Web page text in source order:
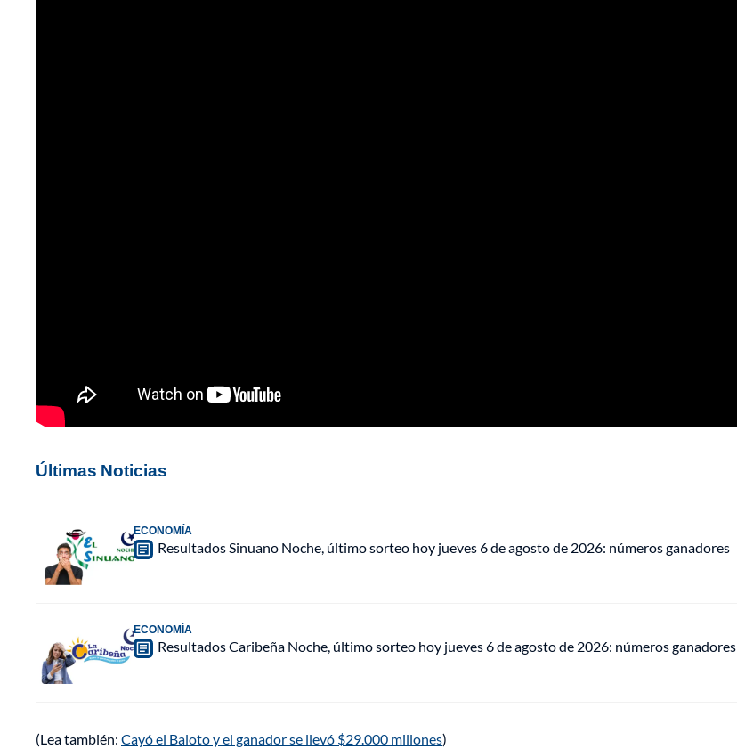
Últimas Noticias
ECONOMÍA
Resultados Sinuano Noche, último sorteo hoy jueves 6 de agosto de 2026: números ganadores
ECONOMÍA
Resultados Caribeña Noche, último sorteo hoy jueves 6 de agosto de 2026: números ganadores
(Lea también: Cayó el Baloto y el ganador se llevó $29.000 millones)